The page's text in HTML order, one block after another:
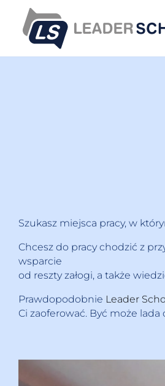
Szukasz miejsca pracy, w
Chcesz do pracy chodzić z
wsparcie
od reszty załogi, a także
Prawdopodobnie Leader
Ci zaoferować. Być może